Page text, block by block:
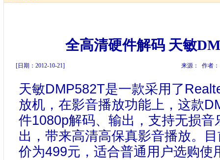
全高清硬件解码 天敏
[日期：2012-10-21] 来源： 作者：
天敏DMP582T是一款采用了
放机，在影音播放功能上，这款
件1080p解码、输出，支持无损
出，带来高清高保真影音播放。
价为499元，适合普通用户选购使